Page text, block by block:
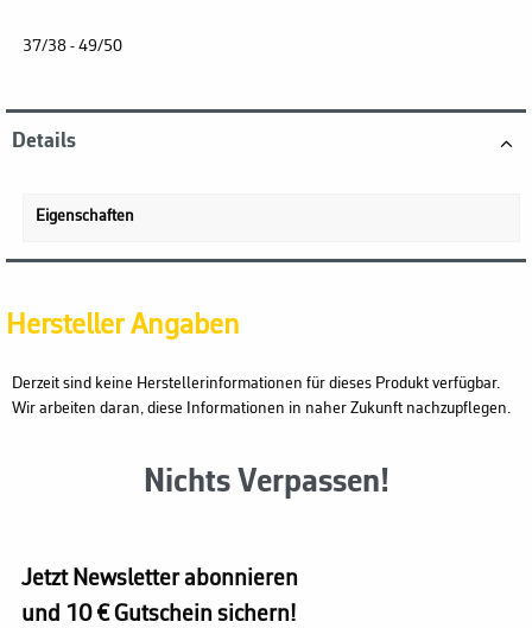
37/38 - 49/50
Details
Eigenschaften
Hersteller Angaben
Derzeit sind keine Herstellerinformationen für dieses Produkt verfügbar.
Wir arbeiten daran, diese Informationen in naher Zukunft nachzupflegen.
Nichts Verpassen!
Jetzt Newsletter abonnieren
und 10 € Gutschein sichern!